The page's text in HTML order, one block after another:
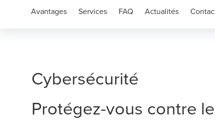
Avantages Services FAQ Actualités
Cybersécurité
Protégez-vous contre